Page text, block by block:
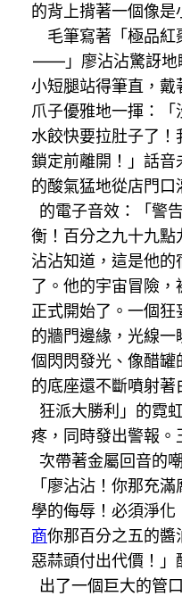
的背上揹著一個像是
毛筆寫著「極品紅
——」廖沾沾驚訝地
小短腿站得筆直，戴
爪子優雅地一揮：
水餃快要拉肚子了
鎖定前離開！」話音
的酸氣猛地從店門
的電子音效：「警
衡！百分之九十九
沾沾知道，這是他的
了。他的宇宙冒險，
正式開始了。一個
的牆門邊緣，光線
個閃閃發光、像醋罐
的底座還不斷噴射
狂派大勝利」的霓
疼，同時發出警報。
次帶著金屬回音的
「廖沾沾！你那充
學的侮辱！必須淨化
商你那百分之五的醬
惡蒜頭付出代價！
出了一個巨大的管